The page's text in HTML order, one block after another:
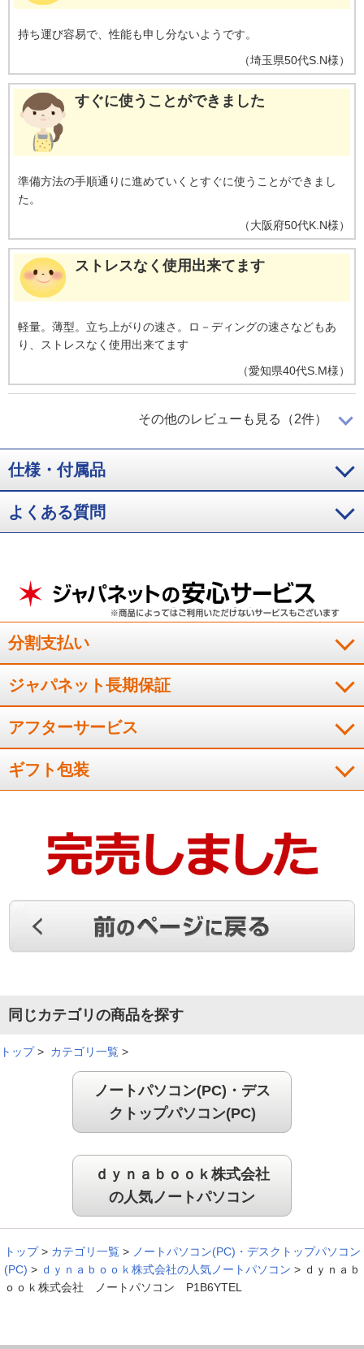
持ち運び容易で、性能も申し分ないようです。
（埼玉県50代S.N様）
すぐに使うことができました
準備方法の手順通りに進めていくとすぐに使うことができまし
た。
（大阪府50代K.N様）
ストレスなく使用出来てます
軽量。薄型。立ち上がりの速さ。ロ－ディングの速さなどもあ
り、ストレスなく使用出来てます
（愛知県40代S.M様）
画面が１８０度開くのがとても便利！
動作もサクサク。起動やアプリの立ち上がりも速く、ストレス
を感じません。
N.T様）
娘の大学入学後に必要なため購入。第一印象は軽くて持ち運び
にも便利そうとのことでした。
（石川県50代S.H様）
※「お客様の声」は実際にご購入されたお客様からのご意見を掲載しておりま
す。
※商品により、同一シリーズをご購入された方の声を含みます。
その他のレビューも見る（2件）
仕様・付属品
よくある質問
分割支払い
ジャパネット長期保証
アフターサービス
ギフト包装
同じカテゴリの商品を探す
トップ> カテゴリ一覧 >
ノートパソコン(PC)・デス
クトップパソコン(PC)
ｄｙｎａｂｏｏｋ株式会社
の人気ノートパソコン
トップ > カテゴリ一覧 > ノートパソコン(PC)・デスクトップパソコン
(PC) > ｄｙｎａｂｏｏｋ株式会社の人気ノートパソコン > ｄｙｎａｂ
ｏｏｋ株式会社 ノートパソコン P1B6YTEL